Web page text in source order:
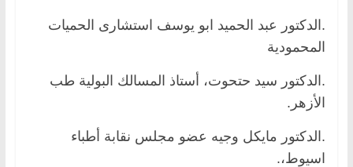
.الدكتور عبد الحميد ابو يوسف استشارى الحميات
المحمودية
.الدكتور سيد حتحوت، أستاذ المسالك البولية طب
الأزهر.
.الدكتور مايكل وجيه عضو مجلس نقابة أطباء
اسيوط،.